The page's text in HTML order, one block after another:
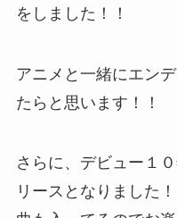
をしました！！
アニメと一緒にエン
たらと思います！！
さらに、デビュー１
リースとなりました